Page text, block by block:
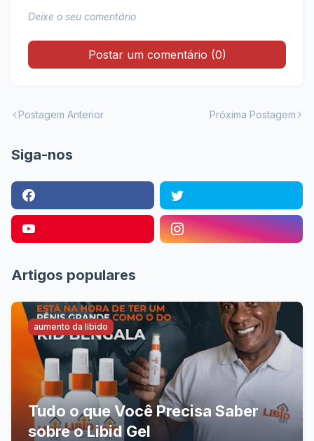
Shopee
Deixe o seu comentário
Postar um comentário (0)
Postagem Anterior Próxima Postagem
Siga-nos
Artigos populares
aumento da libido
Tudo o que Você Precisa Saber
sobre o Libid Gel